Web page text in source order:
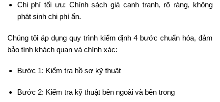
Chi phí tối ưu: Chính sách giá cạnh tranh, rõ ràng, không
phát sinh chi phí ẩn.
Chúng tôi áp dụng quy trình kiểm định 4 bước chuẩn hóa, đảm
bảo tính khách quan và chính xác:
Bước 1: Kiểm tra hồ sơ kỹ thuật
Bước 2: Kiểm tra kỹ thuật bên ngoài và bên trong